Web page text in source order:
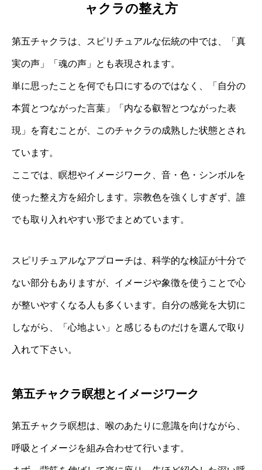
ャクラの整え方
第五チャクラは、スピリチュアルな伝統の中では、「真
実の声」「魂の声」とも表現されます。
単に思ったことを何でも口にするのではなく、「自分の
本質とつながった言葉」「内なる叡智とつながった表
現」を育むことが、このチャクラの成熟した状態とされ
ています。
ここでは、瞑想やイメージワーク、音・色・シンボルを
使った整え方を紹介します。宗教色を強くしすぎず、誰
でも取り入れやすい形でまとめています。
スピリチュアルなアプローチは、科学的な検証が十分で
ない部分もありますが、イメージや象徴を使うことで心
が整いやすくなる人も多くいます。自分の感覚を大切に
しながら、「心地よい」と感じるものだけを選んで取り
入れて下さい。
第五チャクラ瞑想とイメージワーク
第五チャクラ瞑想は、喉のあたりに意識を向けながら、
呼吸とイメージを組み合わせて行います。